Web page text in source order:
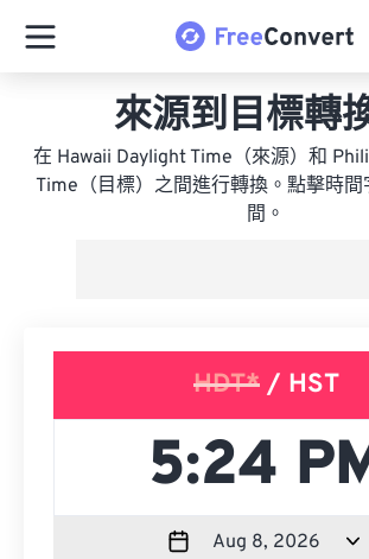
來源到目標轉
在 Hawaii Daylight Time（來源）和
Time（目標）之間進行轉換。點擊時
間。
HDT*/ HST